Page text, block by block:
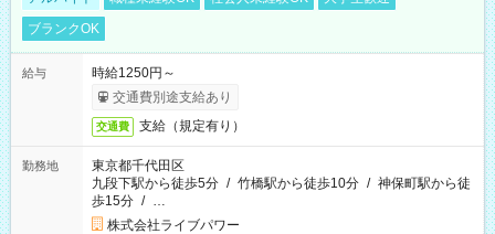
ブランクOK
給与
時給1250円～
交通費別途支給あり
交通費 支給（規定有り）
勤務地
東京都千代田区
九段下駅から徒歩5分 / 竹橋駅から徒歩10分 / 神保町駅から徒
歩15分 / …
株式会社ライブパワー